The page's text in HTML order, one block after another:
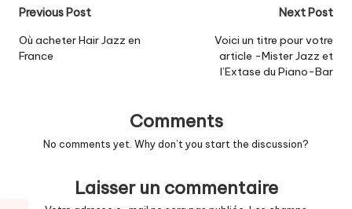
Post
navigation
Previous Post
Où acheter Hair Jazz en
France
Next Post
Voici un titre pour votre
article -Mister Jazz et
l’Extase du Piano-Bar
Comments
No comments yet. Why don’t you start the discussion?
Laisser un commentaire